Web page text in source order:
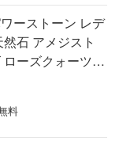
ーストーン レデ
石 アメジスト
ーズクォーツ
10mm
料